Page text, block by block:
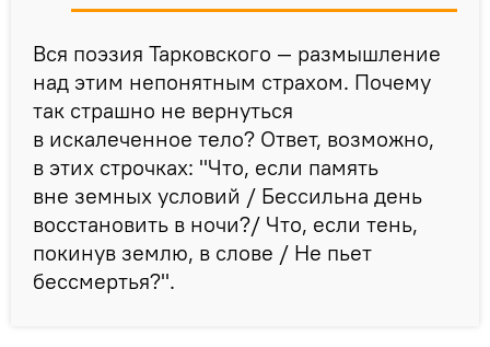
Вся поэзия Тарковского — размышление
над этим непонятным страхом. Почему
так страшно не вернуться
в искалеченное тело? Ответ, возможно,
в этих строчках: "Что, если память
вне земных условий / Бессильна день
восстановить в ночи?/ Что, если тень,
покинув землю, в слове / Не пьет
бессмертья?".